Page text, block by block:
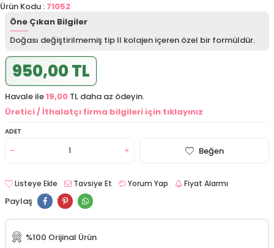
Ürün Kodu : 71052
Öne Çıkan Bilgiler
Doğası değiştirilmemiş tip II kolajen içeren özel bir formüldür.
950,00 TL
Havale ile19,00 TL daha az ödeyin.
Üretici / İthalatçı firma bilgileri için tıklayınız
ADET
Beğen
Listeye Ekle Tavsiye Et Yorum Yap Fiyat Alarmı
Paylaş
%100 Orijinal Ürün